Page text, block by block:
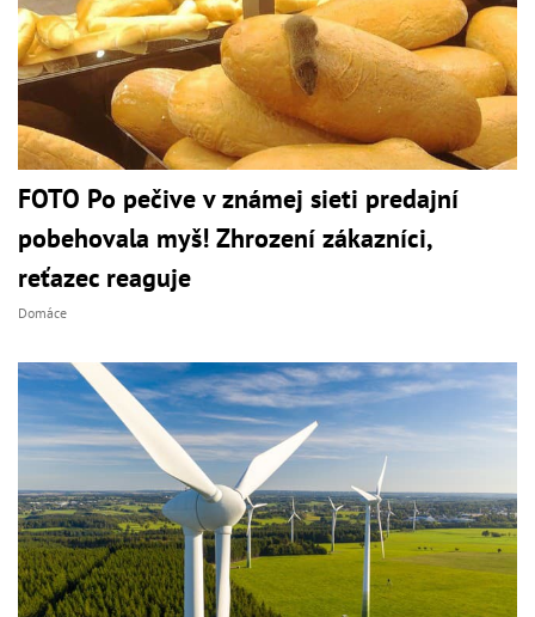
FOTO Po pečive v známej sieti predajní
pobehovala myš! Zhrození zákazníci,
reťazec reaguje
Domáce